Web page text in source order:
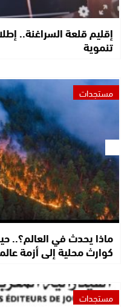
إقليم قلعة السراغنة..
تنموية
مستجدات
ماذا يحدث في العالم؟..
كوارث محلية إلى أزمة
مستجدات